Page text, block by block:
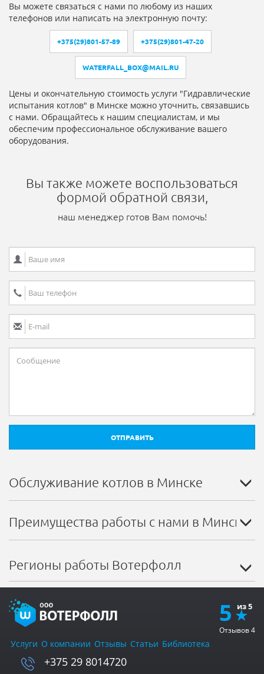
Вы можете связаться с нами по любому из наших
телефонов или написать на электронную почту:
+375(29)801-57-89 +375(29)801-47-20
WATERFALL_BOX@MAIL.RU
Цены и окончательную стоимость услуги "Гидравлические
испытания котлов" в Минске можно уточнить, связавшись
с нами. Обращайтесь к нашим специалистам, и мы
обеспечим профессиональное обслуживание вашего
оборудования.
Вы также можете воспользоваться
формой обратной связи,
наш менеджер готов Вам помочь!
ОТПРАВИТЬ
Обслуживание котлов в Минске
Преимущества работы с нами в Минске
Регионы работы Вотерфолл
5
Отзывов4
Услуги О компании Отзывы Статьи Библиотека
+375 29 8014720